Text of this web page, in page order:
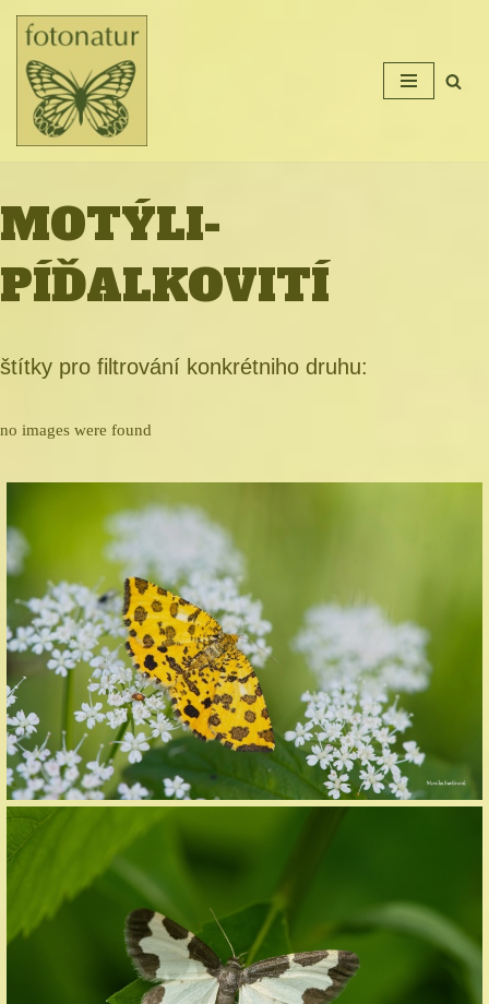
Přeskočit
na
obsah
MOTÝLI-
PÍĎALKOVITÍ
štítky pro filtrování konkrétniho druhu:
no images were found